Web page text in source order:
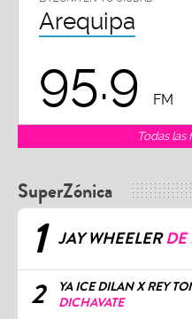
Arequipa
95.9 FM
Todas
SuperZónica
1 JAY WHEELERDE
2
YA ICE DILAN X REY
DICHAVATE